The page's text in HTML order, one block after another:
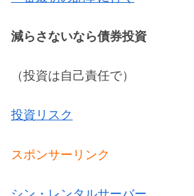
減らさないなら債券投資
（投資は自己責任で）
投資リスク
スポンサーリンク